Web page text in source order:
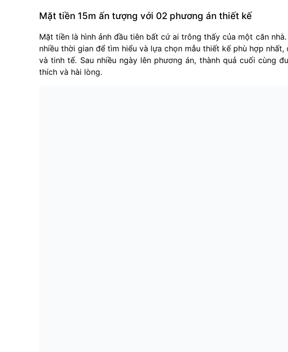
Mặt tiền 15m ấn tượng với 02 phương án thiết kế
Mặt tiền là hình ảnh đầu tiên bất cứ ai trông thấy của một căn
nhiều thời gian để tìm hiểu và lựa chọn mẫu thiết kế phù hợp
và tinh tế. Sau nhiều ngày lên phương án, thành quả cuối cùng
thích và hài lòng.